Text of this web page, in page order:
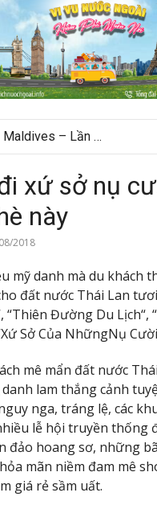
Du lịch Maldives – Lần đầu nên đi đâu, chơi gì?
Nên du lịch ở đâu ” giá tốt” dịp lễ quốc khánh 2/9
xứ sở nụ
này
2018
mỹ danh mà du khách
đất nước Thái Lan
“Thiên Đường Du
Sở Của NhữngNụ
mê mẩn đất nước
lam thắng cảnh
nga, tráng lệ, các
lễ hội truyền thống
đảo hoang sơ, những
mãn niềm đam mê
giá rẻ sầm uất.